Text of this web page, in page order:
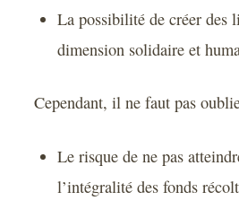
La possibilité de créer des
dimension solidaire et
Cependant, il ne faut pas
Le risque de ne pas
l’intégralité des fonds